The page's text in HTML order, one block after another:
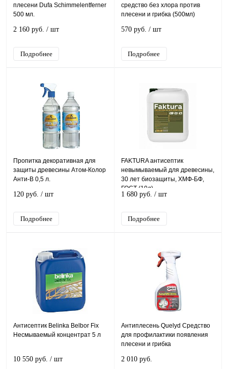
плесени Dufa Schimmelentferner
500 мл.
2 160 руб. / шт
Подробнее
средство без хлора против
плесени и грибка (500мл)
570 руб. / шт
Подробнее
Пропитка декоративная для
защиты древесины Атом-Колор
Анти-В 0,5 л.
120 руб. / шт
Подробнее
FAKTURA антисептик
невымываемый для древесины,
30 лет биозащиты, ХМФ-БФ,
ГОСТ (10л)
1 680 руб. / шт
Подробнее
Антисептик Belinka Belbor Fix
Несмываемый концентрат 5 л
10 550 руб. / шт
Антиплесень Quelyd Средство
для профилактики появления
плесени и грибка
2 010 руб.